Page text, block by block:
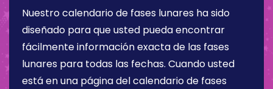
Nuestro calendario de fases lunares ha sido
diseñado para que usted pueda encontrar
fácilmente información exacta de las fases
lunares para todas las fechas. Cuando usted
está en una página del calendario de fases